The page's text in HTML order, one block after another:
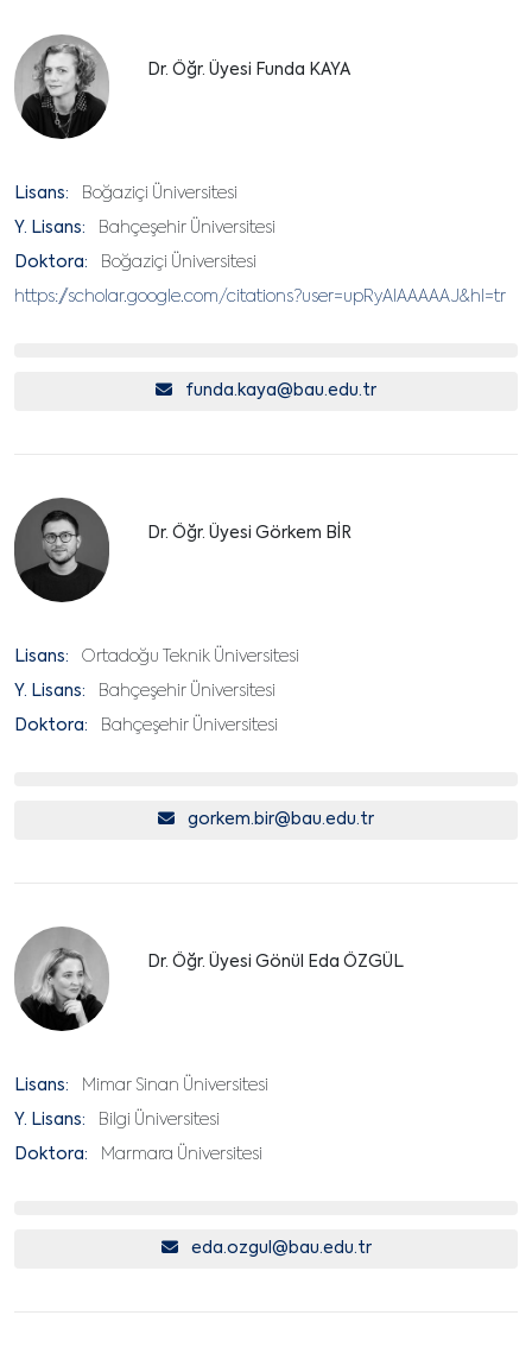
Dr. Öğr. Üyesi Funda KAYA
Lisans: Boğaziçi Üniversitesi
Y. Lisans: Bahçeşehir Üniversitesi
Doktora: Boğaziçi Üniversitesi
https://scholar.google.com/citations?user=upRyAlAAAAAJ&hl=tr
funda.kaya@bau.edu.tr
Dr. Öğr. Üyesi Görkem BİR
Lisans: Ortadoğu Teknik Üniversitesi
Y. Lisans: Bahçeşehir Üniversitesi
Doktora: Bahçeşehir Üniversitesi
gorkem.bir@bau.edu.tr
Dr. Öğr. Üyesi Gönül Eda ÖZGÜL
Lisans: Mimar Sinan Üniversitesi
Y. Lisans: Bilgi Üniversitesi
Doktora: Marmara Üniversitesi
eda.ozgul@bau.edu.tr